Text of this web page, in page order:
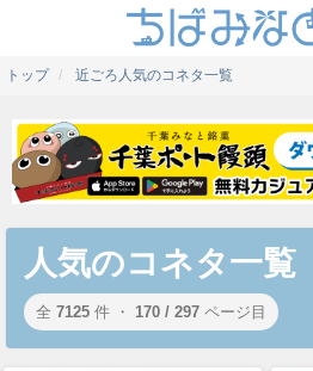
トップ 近ごろ人気のコネタ一覧
人気のコネタ一覧
全 7125 件 ・ 170 / 297 ページ目